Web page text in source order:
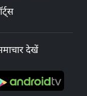
देखें